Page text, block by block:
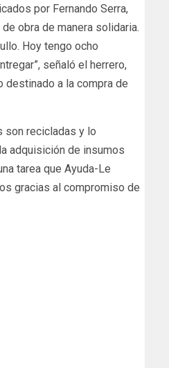
por Fernando Serra,
obra de manera solidaria.
Hoy tengo ocho
señaló el herrero,
a la compra de
son recicladas y lo
adquisición de insumos
tarea que Ayuda-Le
gracias al compromiso de